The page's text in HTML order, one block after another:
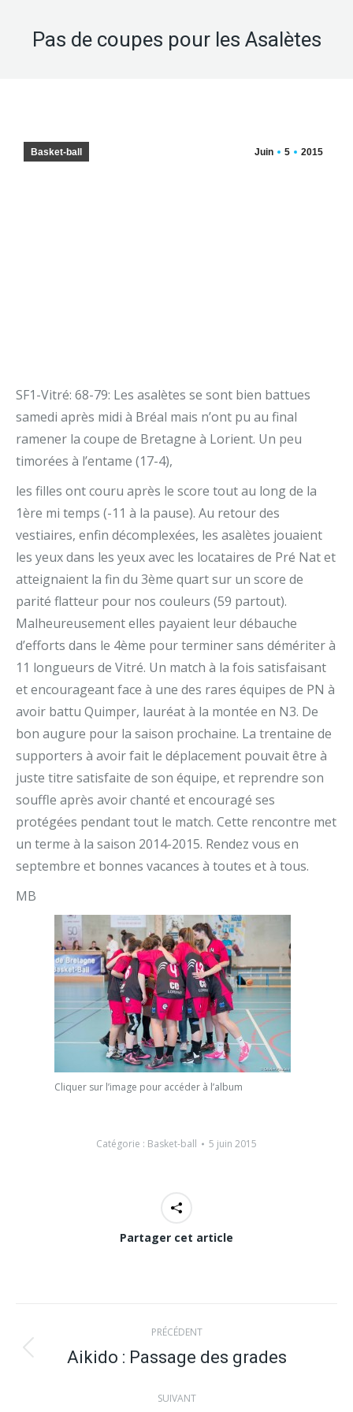
Pas de coupes pour les Asalètes
Juin 5 2015
Basket-ball
SF1-Vitré: 68-79: Les asalètes se sont bien battues
samedi après midi à Bréal mais n’ont pu au final
ramener la coupe de Bretagne à Lorient. Un peu
timorées à l’entame (17-4),
les filles ont couru après le score tout au long de la
1ère mi temps (-11 à la pause). Au retour des
vestiaires, enfin décomplexées, les asalètes jouaient
les yeux dans les yeux avec les locataires de Pré Nat et
atteignaient la fin du 3ème quart sur un score de
parité flatteur pour nos couleurs (59 partout).
Malheureusement elles payaient leur débauche
d’efforts dans le 4ème pour terminer sans démériter à
11 longueurs de Vitré. Un match à la fois satisfaisant
et encourageant face à une des rares équipes de PN à
avoir battu Quimper, lauréat à la montée en N3. De
bon augure pour la saison prochaine. La trentaine de
supporters à avoir fait le déplacement pouvait être à
juste titre satisfaite de son équipe, et reprendre son
souffle après avoir chanté et encouragé ses
protégées pendant tout le match. Cette rencontre met
un terme à la saison 2014-2015. Rendez vous en
septembre et bonnes vacances à toutes et à tous.
MB
Cliquer sur l’image pour accéder à l’album
Catégorie : Basket-ball 5 juin 2015
Partager cet article
Navigation
article
PRÉCÉDENT
Article
:
Aikido : Passage des grades
SUIVANT